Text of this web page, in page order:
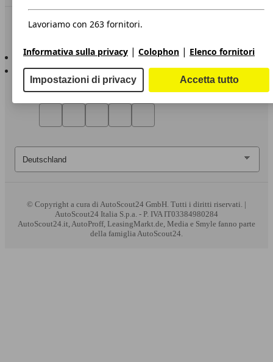
Sempre con te
AutoScout24 per iOS
AutoScout24 per Android
© Copyright a cura di AutoScout24 GmbH. Tutti i diritti riservati. |
AutoScout24 Italia S.p.a. - P. IVA IT03384980284
AutoScout24.it, AutoProff, LeasingMarkt.de, Media e Smyle fanno parte
della famiglia AutoScout24.
Lavoriamo con 263 fornitori.
Informativa sulla privacy | Colophon | Elenco fornitori
Impostazioni di privacy Accetta tutto